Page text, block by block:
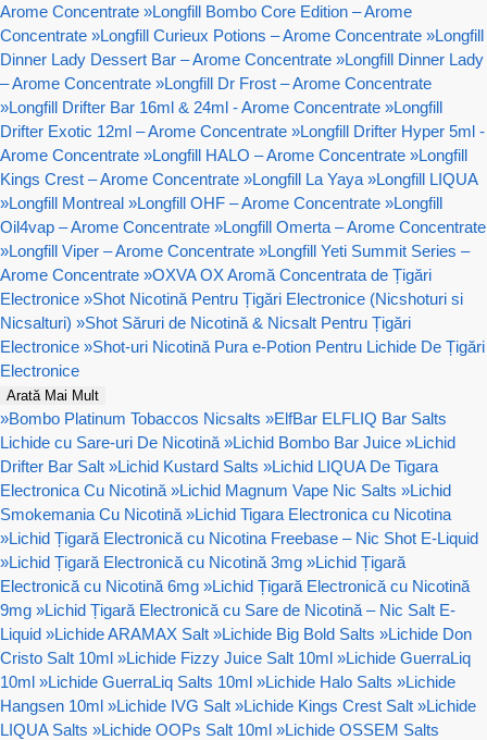
Arome Concentrate »Longfill Bombo Core Edition – Arome
Concentrate »Longfill Curieux Potions – Arome Concentrate »Longfill
Dinner Lady Dessert Bar – Arome Concentrate »Longfill Dinner Lady
– Arome Concentrate »Longfill Dr Frost – Arome Concentrate
»Longfill Drifter Bar 16ml & 24ml - Arome Concentrate »Longfill
Drifter Exotic 12ml – Arome Concentrate »Longfill Drifter Hyper 5ml -
Arome Concentrate »Longfill HALO – Arome Concentrate »Longfill
Kings Crest – Arome Concentrate »Longfill La Yaya »Longfill LIQUA
»Longfill Montreal »Longfill OHF – Arome Concentrate »Longfill
Oil4vap – Arome Concentrate »Longfill Omerta – Arome Concentrate
»Longfill Viper – Arome Concentrate »Longfill Yeti Summit Series –
Arome Concentrate »OXVA OX Aromă Concentrata de Țigări
Electronice »Shot Nicotină Pentru Țigări Electronice (Nicshoturi si
Nicsalturi) »Shot Săruri de Nicotină & Nicsalt Pentru Țigări
Electronice »Shot-uri Nicotină Pura e-Potion Pentru Lichide De Țigări
Electronice
Arată Mai Mult
»Bombo Platinum Tobaccos Nicsalts »ElfBar ELFLIQ Bar Salts
Lichide cu Sare-uri De Nicotină »Lichid Bombo Bar Juice »Lichid
Drifter Bar Salt »Lichid Kustard Salts »Lichid LIQUA De Tigara
Electronica Cu Nicotină »Lichid Magnum Vape Nic Salts »Lichid
Smokemania Cu Nicotină »Lichid Tigara Electronica cu Nicotina
»Lichid Țigară Electronică cu Nicotina Freebase – Nic Shot E-Liquid
»Lichid Țigară Electronică cu Nicotină 3mg »Lichid Țigară
Electronică cu Nicotină 6mg »Lichid Țigară Electronică cu Nicotină
9mg »Lichid Țigară Electronică cu Sare de Nicotină – Nic Salt E-
Liquid »Lichide ARAMAX Salt »Lichide Big Bold Salts »Lichide Don
Cristo Salt 10ml »Lichide Fizzy Juice Salt 10ml »Lichide GuerraLiq
10ml »Lichide GuerraLiq Salts 10ml »Lichide Halo Salts »Lichide
Hangsen 10ml »Lichide IVG Salt »Lichide Kings Crest Salt »Lichide
LIQUA Salts »Lichide OOPs Salt 10ml »Lichide OSSEM Salts